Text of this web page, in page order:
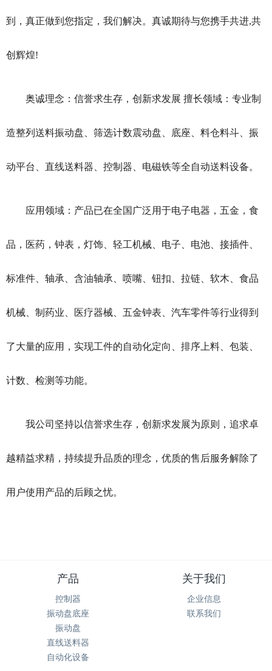
到，真正做到您指定，我们解决。真诚期待与您携手共进,共
创辉煌!
奥诚理念：信誉求生存，创新求发展 擅长领域：专业制
造整列送料振动盘、筛选计数震动盘、底座、料仓料斗、振
动平台、直线送料器、控制器、电磁铁等全自动送料设备。
应用领域：产品已在全国广泛用于电子电器，五金，食
品，医药，钟表，灯饰、轻工机械、电子、电池、接插件、
标准件、轴承、含油轴承、喷嘴、钮扣、拉链、软木、食品
机械、制药业、医疗器械、五金钟表、汽车零件等行业得到
了大量的应用，实现工件的自动化定向、排序上料、包装、
计数、检测等功能。
我公司坚持以信誉求生存，创新求发展为原则，追求卓
越精益求精，持续提升品质的理念，优质的售后服务解除了
用户使用产品的后顾之忧。
产品
控制器
振动盘底座
振动盘
直线送料器
自动化设备
关于我们
企业信息
联系我们